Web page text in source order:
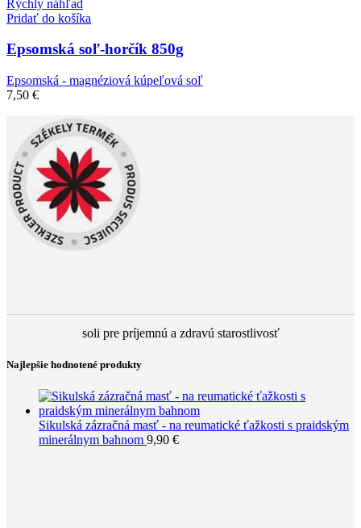
Rýchly náhľad
Pridať do košíka
Epsomská soľ-horčík 850g
Epsomská - magnéziová kúpeľová soľ
7,50 €
soli pre príjemnú a zdravú starostlivosť
Najlepšie hodnotené produkty
Sikulská zázračná masť - na reumatické ťažkosti s praidským
minerálnym bahnom 9,90 €